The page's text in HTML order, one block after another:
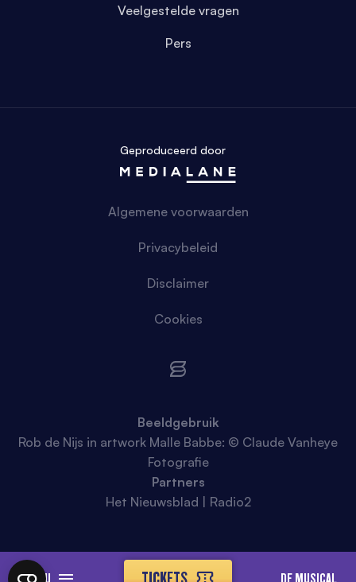
MENU DE MUSICAL
Veelgestelde vragen
Pers
Geproduceerd door
Algemene voorwaarden
Privacybeleid
Disclaimer
Cookies
Beeldgebruik
Rob de Nijs in artwork Malle Babbe: © Claude Vanheye
Fotografie
Partners
Het Nieuwsblad | Radio2